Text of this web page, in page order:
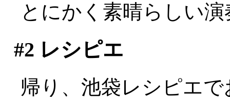
とにかく素晴らしい
#2 レシピエ
帰り、池袋レシピエで